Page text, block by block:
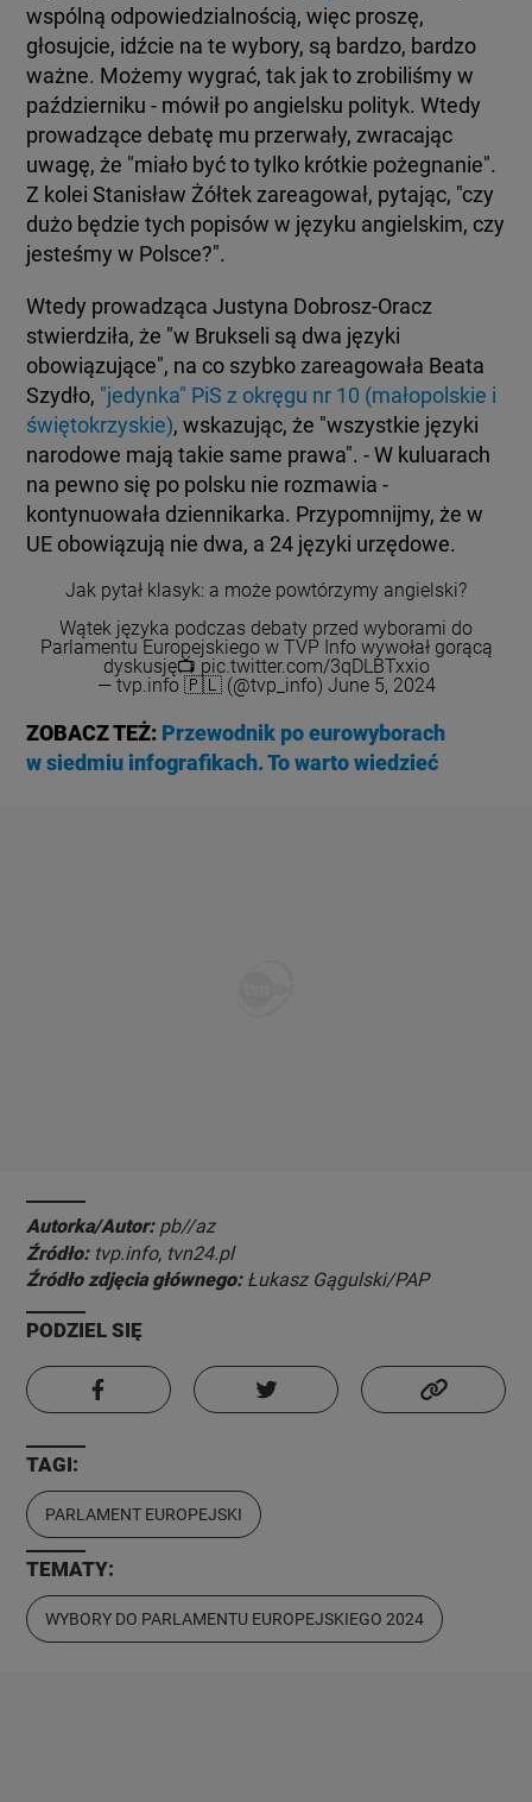
wspólną odpowiedzialnością, więc proszę,
głosujcie, idźcie na te wybory, są bardzo, bardzo
ważne. Możemy wygrać, tak jak to zrobiliśmy w
październiku - mówił po angielsku polityk. Wtedy
prowadzące debatę mu przerwały, zwracając
uwagę, że "miało być to tylko krótkie pożegnanie".
Z kolei Stanisław Żółtek zareagował, pytając, "czy
dużo będzie tych popisów w języku angielskim, czy
jesteśmy w Polsce?".
Wtedy prowadząca Justyna Dobrosz-Oracz
stwierdziła, że "w Brukseli są dwa języki
obowiązujące", na co szybko zareagowała Beata
Szydło, "jedynka" PiS z okręgu nr 10 (małopolskie i
świętokrzyskie), wskazując, że "wszystkie języki
narodowe mają takie same prawa". - W kuluarach
na pewno się po polsku nie rozmawia -
kontynuowała dziennikarka. Przypomnijmy, że w
UE obowiązują nie dwa, a 24 języki urzędowe.
Jak pytał klasyk: a może powtórzymy angielski?
Wątek języka podczas debaty przed wyborami do
Parlamentu Europejskiego w TVP Info wywołał gorącą
dyskusję📺 pic.twitter.com/3qDLBTxxio
— tvp.info 🇵🇱 (@tvp_info) June 5, 2024
ZOBACZ TEŻ: Przewodnik po eurowyborach
w siedmiu infografikach. To warto wiedzieć
Autorka/Autor: pb//az
Źródło: tvp.info, tvn24.pl
Źródło zdjęcia głównego: Łukasz Gągulski/PAP
PODZIEL SIĘ
TAGI:
PARLAMENT EUROPEJSKI
TEMATY:
WYBORY DO PARLAMENTU EUROPEJSKIEGO 2024